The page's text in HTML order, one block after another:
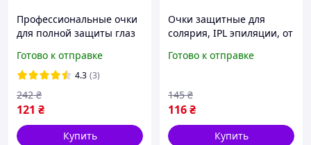
Профессиональные очки
для полной защиты глаз
ультрафиолетовых лучей
BactoSfera Uv Block
Готово к отправке
4.3 (3)
121 ₴
242 ₴
Купить
Очки защитные для
солярия, IPL эпиляции, от
Готово к отправке
116₴
145 ₴
Купить